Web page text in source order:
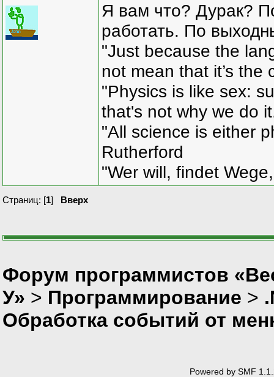
Я вам что? Дурак?
работать. По
"Just because the
not mean that it’s the
"Physics is like sex:
that's not why we do
"All science is either
Rutherford
"Wer will, findet
Страниц: [1] Вверх
Форум программистов
У» > Программирование >
Обработка событий от
Powered by SMF